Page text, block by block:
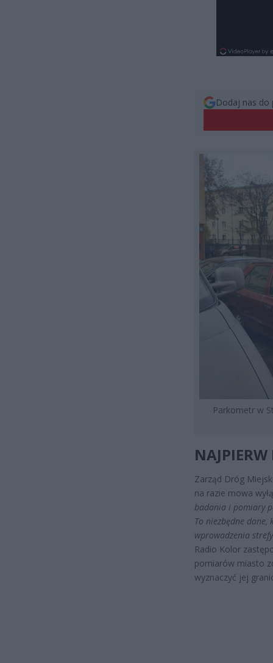
Dodaj nas do
Parkometr w
Zarząd Dróg
na razie mowa
badania i pomiary
To niezbędne
wprowadzenia
Radio Kolor
pomiarów miasto
wyznaczyć jej